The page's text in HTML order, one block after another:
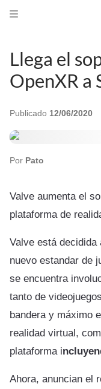
Llega el
OpenXR a
Publicado 12/06/2020
Por Pato
Valve aumenta el
plataforma de
Valve está
nuevo estandar de
se encuentra
tanto de
bandera y máximo
realidad virtual,
plataforma i
Ahora, anuncian el